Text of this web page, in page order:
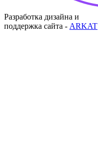
Разработка дизайна и
поддержка сайта - ARKAT